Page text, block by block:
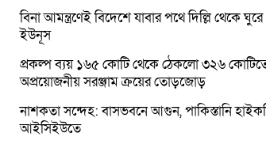
বিনা আমন্ত্রণেই বিদেশে যাবার পথে দিল্লি থেকে
ইউনূস
প্রকল্প ব্যয় ১৬৫ কোটি থেকে ঠেকলো ৩২৬
অপ্রয়োজনীয় সরঞ্জাম ক্রয়ের তোড়জোড়
নাশকতা সন্দেহ: বাসভবনে আগুন, পাকিস্তানি
আইসিইউতে